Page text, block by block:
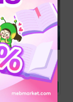
รุ่นพี่หมอคนนั้น
ฝากน้ำ(ปั่น)ไว้
กับฉันค่ะ
แพรมน
นิยายรักวัยรุ่น
53 Rating